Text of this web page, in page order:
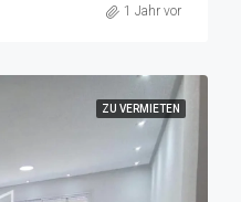
1 Jahr vor
ZU VERMIETEN